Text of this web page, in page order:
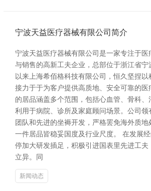
宁波天益医疗器械有限公司简介
宁波天益医疗器械有限公司是一家专注于医
与销售的高新工夫企业，总部位于浙江省宁
以来上海希佰格科技有限公司，恒久坚捏以
接力于于为客户提供高质地、安全可靠的医
的居品涵盖多个范围，包括心血管、骨科、
利用于病院、诊所及家庭顾问场景。公司领
团队和先进的坐褥开发，严格罢免海外质
一件居品皆稳妥国度及行业尺度。 在发展
停加大研发插足，积极引进国表里先进工夫
立异。同
新闻动态